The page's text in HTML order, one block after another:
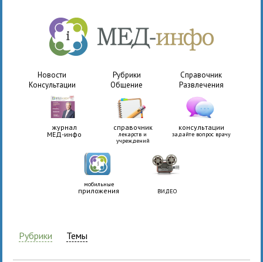
Новости Рубрики
Справочник
Консультации
Общение Развлечения
журнал
МЕД-инфо
справочник
лекарств и
учреждений
консультации
задайте вопрос врачу
мобильные
приложения ВИДЕО
Рубрики Темы